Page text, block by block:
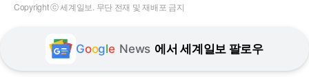
Copyright ⓒ 세계일보. 무단 전재 및 재배포 금지
Google News 에서 세계일보 팔로우